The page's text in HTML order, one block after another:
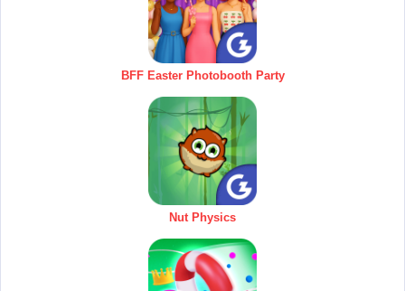
BFF Easter Photobooth Party
Nut Physics